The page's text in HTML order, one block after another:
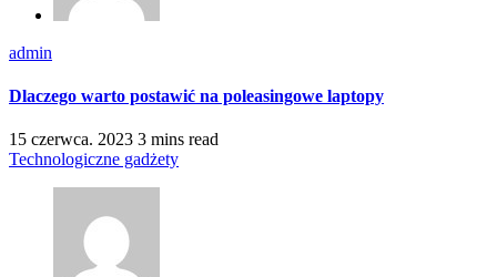
admin
Dlaczego warto postawić na poleasingowe laptopy
15 czerwca. 2023 3 mins read
Technologiczne gadżety